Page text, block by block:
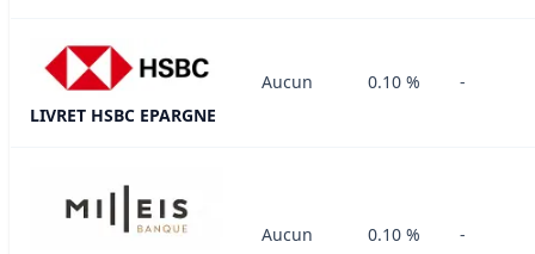
LIVRET HSBC EPARGNE
Aucun 0.10 % -
Aucun 0.10 % -